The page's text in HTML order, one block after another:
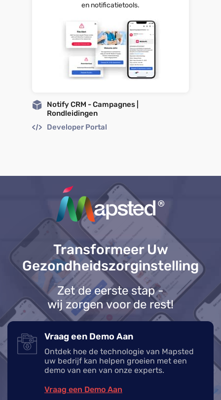
en notificatietools.
Notify CRM - Campagnes |
Rondleidingen
Developer Portal
Transformeer Uw
Gezondheidszorginstelling
Zet de eerste stap -
wij zorgen voor de rest!
Vraag een Demo Aan
Ontdek hoe de technologie van Mapsted
uw bedrijf kan helpen groeien met een
demo van een van onze experts.
Vraag een Demo Aan